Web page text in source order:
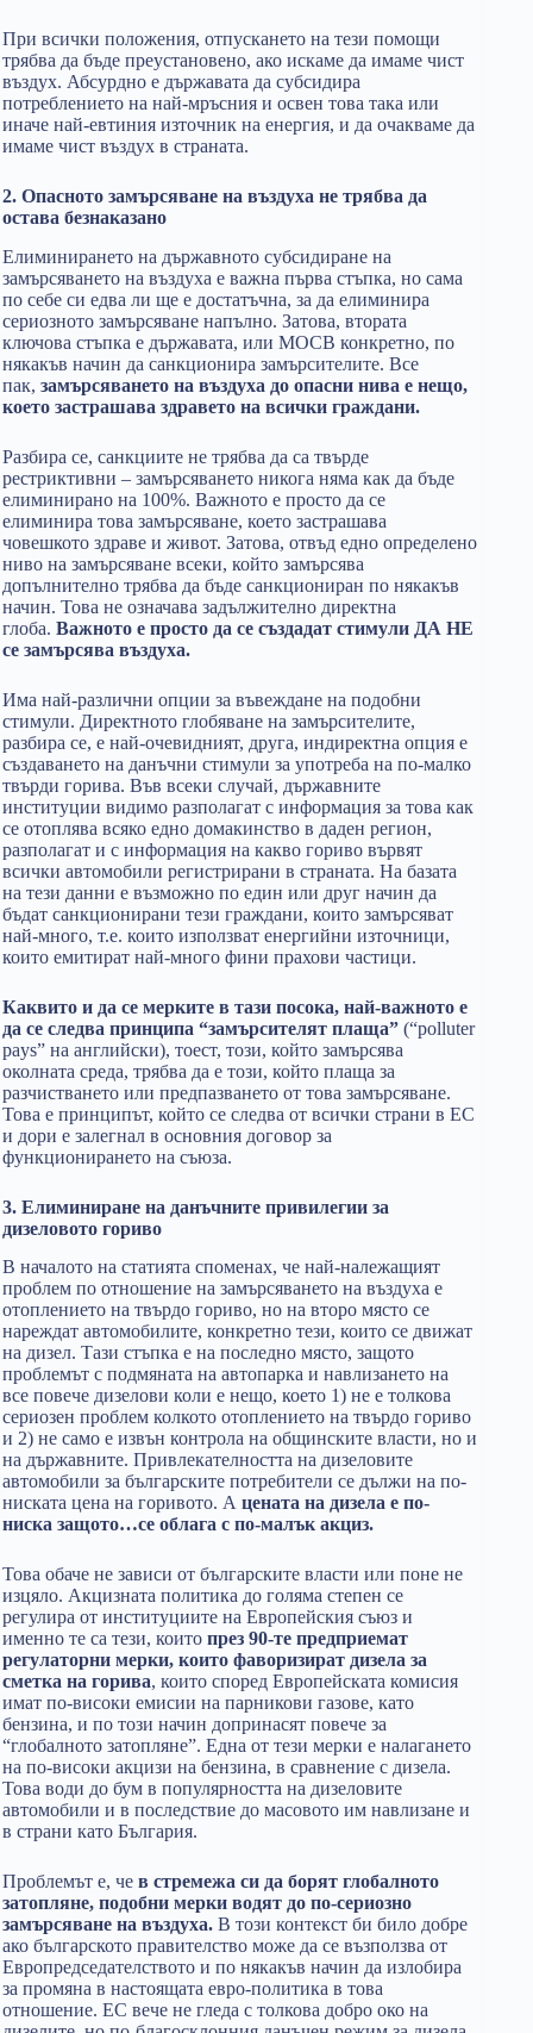
При всички положения, отпускането на тези помощи
трябва да бъде преустановено, ако искаме да имаме чист
въздух. Абсурдно е държавата да субсидира
потреблението на най-мръсния и освен това така или
иначе най-евтиния източник на енергия, и да очакваме да
имаме чист въздух в страната.
2. Опасното замърсяване на въздуха не трябва да
остава безнаказано
Елиминирането на държавното субсидиране на
замърсяването на въздуха е важна първа стъпка, но сама
по себе си едва ли ще е достатъчна, за да елиминира
сериозното замърсяване напълно. Затова, втората
ключова стъпка е държавата, или МОСВ конкретно, по
някакъв начин да санкционира замърсителите. Все
пак, замърсяването на въздуха до опасни нива е нещо,
което застрашава здравето на всички граждани.
Разбира се, санкциите не трябва да са твърде
рестриктивни – замърсяването никога няма как да бъде
елиминирано на 100%. Важното е просто да се
елиминира това замърсяване, което застрашава
човешкото здраве и живот. Затова, отвъд едно определено
ниво на замърсяване всеки, който замърсява
допълнително трябва да бъде санкциониран по някакъв
начин. Това не означава задължително директна
глоба. Важното е просто да се създадат стимули ДА НЕ
се замърсява въздуха.
Има най-различни опции за въвеждане на подобни
стимули. Директното глобяване на замърсителите,
разбира се, е най-очевидният, друга, индиректна опция е
създаването на данъчни стимули за употреба на по-малко
твърди горива. Във всеки случай, държавните
институции видимо разполагат с информация за това как
се отоплява всяко едно домакинство в даден регион,
разполагат и с информация на какво гориво вървят
всички автомобили регистрирани в страната. На базата
на тези данни е възможно по един или друг начин да
бъдат санкционирани тези граждани, които замърсяват
най-много, т.е. които използват енергийни източници,
които емитират най-много фини прахови частици.
Каквито и да се мерките в тази посока, най-важното е
да се следва принципа “замърсителят плаща” (“polluter
pays” на английски), тоест, този, който замърсява
околната среда, трябва да е този, който плаща за
разчистването или предпазването от това замърсяване.
Това е принципът, който се следва от всички страни в ЕС
и дори е залегнал в основния договор за
функционирането на съюза.
3. Елиминиране на данъчните привилегии за
дизеловото гориво
В началото на статията споменах, че най-належащият
проблем по отношение на замърсяването на въздуха е
отоплението на твърдо гориво, но на второ място се
нареждат автомобилите, конкретно тези, които се движат
на дизел. Тази стъпка е на последно място, защото
проблемът с подмяната на автопарка и навлизането на
все повече дизелови коли е нещо, което 1) не е толкова
сериозен проблем колкото отоплението на твърдо гориво
и 2) не само е извън контрола на общинските власти, но и
на държавните. Привлекателността на дизеловите
автомобили за българските потребители се дължи на по-
ниската цена на горивото. А цената на дизела е по-
ниска защото…се облага с по-малък акциз.
Това обаче не зависи от българските власти или поне не
изцяло. Акцизната политика до голяма степен се
регулира от институциите на Европейския съюз и
именно те са тези, които през 90-те предприемат
регулаторни мерки, които фаворизират дизела за
сметка на горива, които според Европейската комисия
имат по-високи емисии на парникови газове, като
бензина, и по този начин допринасят повече за
“глобалното затопляне”. Една от тези мерки е налагането
на по-високи акцизи на бензина, в сравнение с дизела.
Това води до бум в популярността на дизеловите
автомобили и в последствие до масовото им навлизане и
в страни като България.
Проблемът е, че в стремежа си да борят глобалното
затопляне, подобни мерки водят до по-сериозно
замърсяване на въздуха. В този контекст би било добре
ако българското правителство може да се възползва от
Европредседателството и по някакъв начин да излобира
за промяна в настоящата евро-политика в това
отношение. ЕС вече не гледа с толкова добро око на